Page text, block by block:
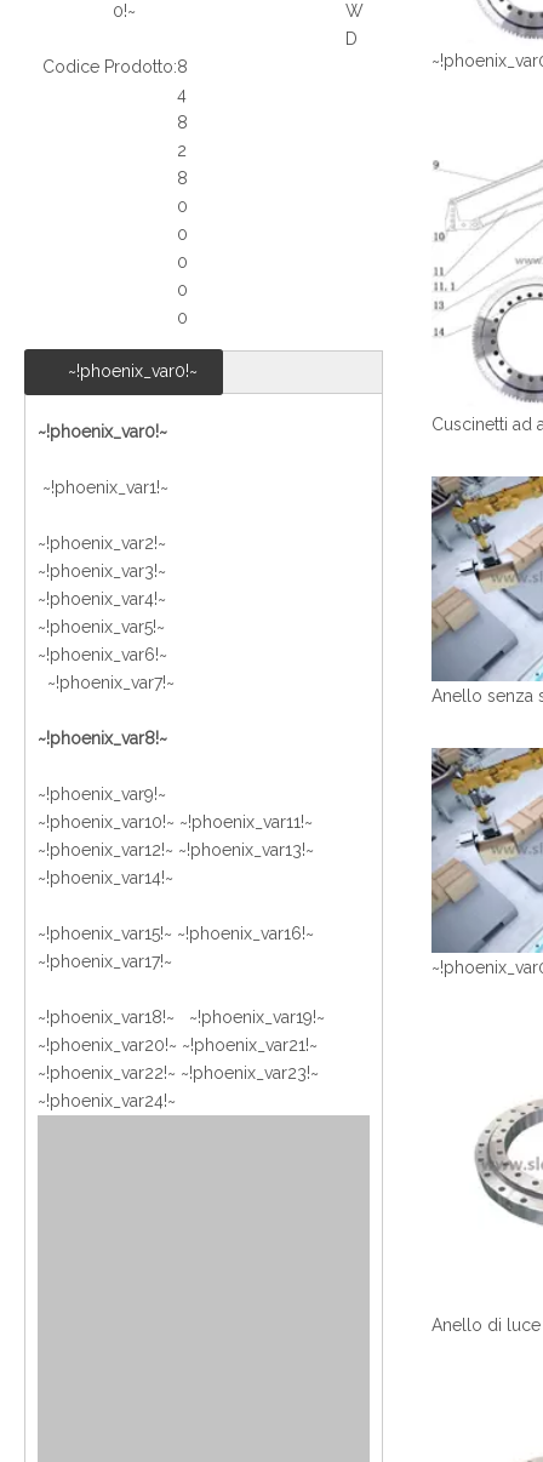
0!~
W
D
Codice Prodotto:8
4
8
2
8
0
0
0
0
0
~!phoenix_var0!~
~!phoenix_var0!~
~!phoenix_var1!~
~!phoenix_var2!~
~!phoenix_var3!~
~!phoenix_var4!~
~!phoenix_var5!~
~!phoenix_var6!~
~!phoenix_var7!~
~!phoenix_var8!~
~!phoenix_var9!~
~!phoenix_var10!~ ~!phoenix_var11!~
~!phoenix_var12!~ ~!phoenix_var13!~
~!phoenix_var14!~
~!phoenix_var15!~ ~!phoenix_var16!~
~!phoenix_var17!~
~!phoenix_var18!~ ~!phoenix_var19!~
~!phoenix_var20!~ ~!phoenix_var21!~
~!phoenix_var22!~ ~!phoenix_var23!~
~!phoenix_var24!~